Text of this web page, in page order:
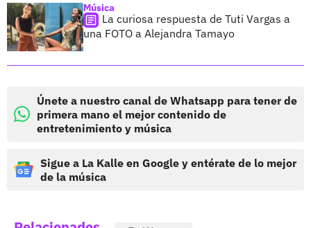
Música
La curiosa respuesta de Tuti Vargas a
una FOTO a Alejandra Tamayo
Únete a nuestro canal de Whatsapp para tener de
primera mano el mejor contenido de
entretenimiento y música
Sigue a La Kalle en Google y entérate de lo mejor
de la música